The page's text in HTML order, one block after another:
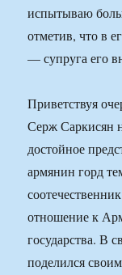
испытываю
отметив, что в
— супруга его
Приветствуя
Серж Саркисян
достойное
армянин горд
отношение к
государства. В
поделился